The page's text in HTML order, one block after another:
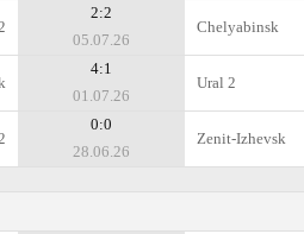
2:2
05.07.26
Chelyabinsk
4:1
01.07.26
Ural 2
0:0
28.06.26
Zenit-Izhevsk